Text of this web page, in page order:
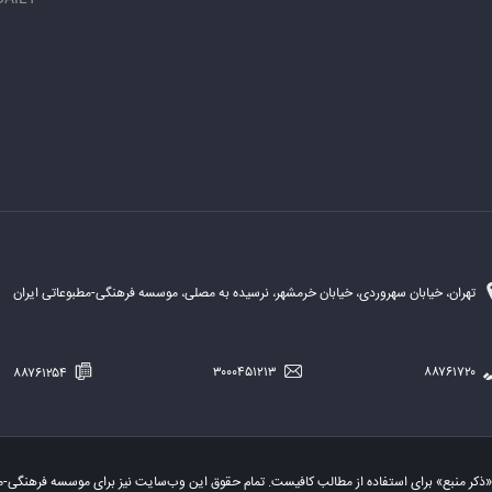
تهران، خیابان سهروردی، خیابان خرمشهر، نرسیده به مصلی، موسسه فرهنگی-مطبوعاتی ایران
«ذکر منبع» برای استفاده از مطالب کافیست. تمام حقوق این وب‌سایت نیز برای موسسه